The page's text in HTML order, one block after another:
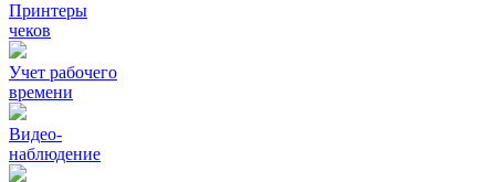
Принтеры
чеков
Учет рабочего
времени
Видео‑
наблюдение